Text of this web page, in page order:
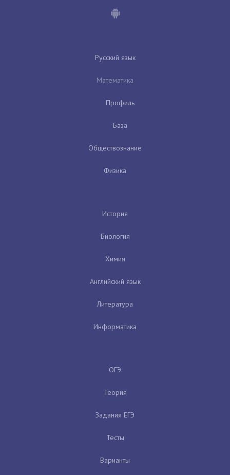
Русский язык
Математика
Профиль
База
Обществознание
Физика
История
Биология
Химия
Английский язык
Литература
Информатика
ОГЭ
Теория
Задания ЕГЭ
Тесты
Варианты